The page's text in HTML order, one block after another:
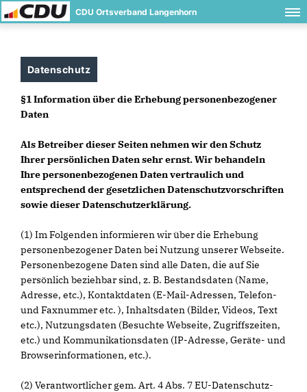
CDU Ortsverband Langenhorn
Datenschutz
§1 Information über die Erhebung personenbezogener
Daten
Als Betreiber dieser Seiten nehmen wir den Schutz
Ihrer persönlichen Daten sehr ernst. Wir behandeln
Ihre personenbezogenen Daten vertraulich und
entsprechend der gesetzlichen Datenschutzvorschriften
sowie dieser Datenschutzerklärung.
(1) Im Folgenden informieren wir über die Erhebung
personenbezogener Daten bei Nutzung unserer Webseite.
Personenbezogene Daten sind alle Daten, die auf Sie
persönlich beziehbar sind, z. B. Bestandsdaten (Name,
Adresse, etc.), Kontaktdaten (E-Mail-Adressen, Telefon-
und Faxnummer etc. ), Inhaltsdaten (Bilder, Videos, Text
etc.), Nutzungsdaten (Besuchte Webseite, Zugriffszeiten,
etc.) und Kommunikationsdaten (IP-Adresse, Geräte- und
Browserinformationen, etc.).
(2) Verantwortlicher gem. Art. 4 Abs. 7 EU-Datenschutz-